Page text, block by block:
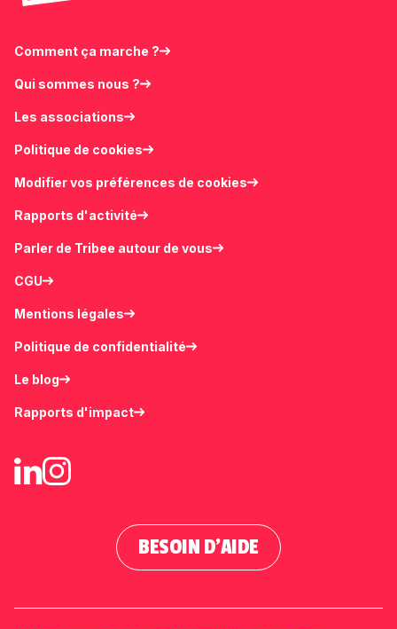
Comment ça marche ?
Qui sommes nous ?
Les associations
Politique de cookies
Modifier vos préférences de cookies
Rapports d'activité
Parler de Tribee autour de vous
CGU
Mentions légales
Politique de confidentialité
Le blog
Rapports d'impact
BESOIN D'AIDE